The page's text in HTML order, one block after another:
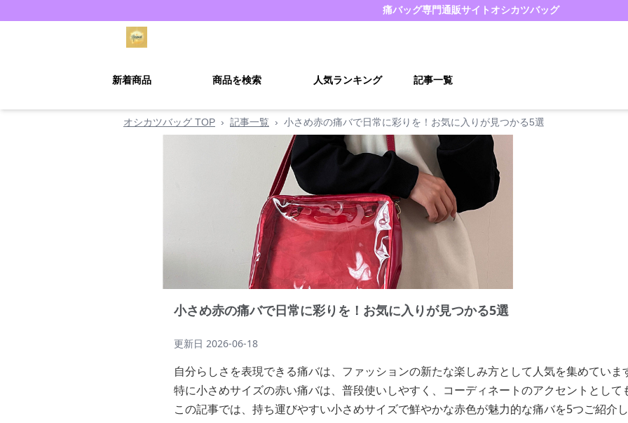
痛バッグ専門通販サイト オシカツバッグ
新着商品 商品を検索 人気ランキング 記事一覧
オシカツバッグ TOP › 記事一覧 › 小さめ赤の痛バで日常に彩りを！お気に入りが見つかる5選
小さめ赤の痛バで日常に彩りを！お気に入りが見つかる5選
更新日 2026-06-18
自分らしさを表現できる痛バは、ファッションの新たな楽しみ方として人気を集めていま
特に小さめサイズの赤い痛バは、普段使いしやすく、コーディネートのアクセントとして
この記事では、持ち運びやすい小さめサイズで鮮やかな赤色が魅力的な痛バを5つご紹介